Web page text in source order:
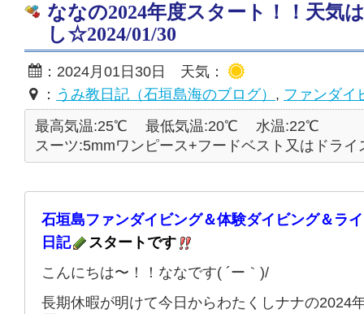
ななの2024年度スタート！！天気
し☆2024/01/30
：2024月01日30日 天気：
： うみ教日記（石垣島海のブログ） , ファンダイ
最高気温:25℃
最低気温:20℃
水温:22℃
スーツ:5mmワンピース+フードベスト又はドライ
石垣島ファンダイビング＆体験ダイビング＆ラ
日記
スタートです
こんにちは〜！！ななです( ´ー｀)/
長期休暇が明けて今日からわたくしナナの2024